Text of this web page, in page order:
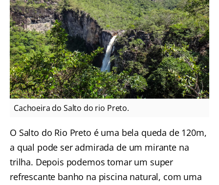
Cachoeira do Salto do rio Preto.
O Salto do Rio Preto é uma bela queda de 120m,
a qual pode ser admirada de um mirante na
trilha. Depois podemos tomar um super
refrescante banho na piscina natural, com uma